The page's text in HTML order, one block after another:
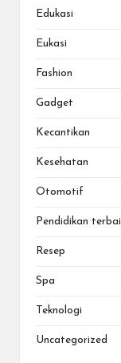
Edukasi
Eukasi
Fashion
Gadget
Kecantikan
Kesehatan
Otomotif
Pendidikan
Resep
Spa
Teknologi
Uncategorized